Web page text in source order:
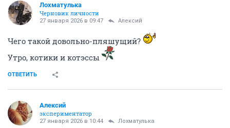
Лохматулька
Черновик личности
27 января 2026 в 09:47 Алексий
Чего такой довольно-пляшущий?
Утро, котики и котэссы
ОТВЕТИТЬ
Алексий
экспериментатор
27 января 2026 в 10:44 Лохматулька